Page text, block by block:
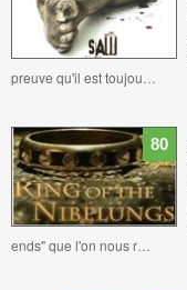
preuve qu'il est toujou…
80
ends" que l'on nous r…